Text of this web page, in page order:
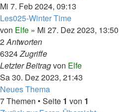
Mi 7. Feb 2024, 09:13
Les025-Winter Time
von Elfe » Mi 27. Dez 2023, 13:50
2Antworten
6324Zugriffe
Letzter Beitragvon Elfe
Sa 30. Dez 2023, 21:43
Neues Thema
7 Themen • Seite 1 von 1